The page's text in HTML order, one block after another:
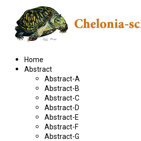
Home
Abstract
Abstract-A
Abstract-B
Abstract-C
Abstract-D
Abstract-E
Abstract-F
Abstract-G